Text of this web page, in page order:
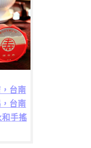
台南
台南
手搖